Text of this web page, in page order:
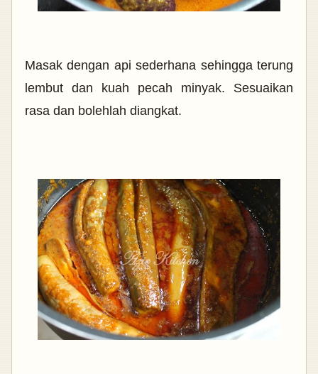
Masak dengan api sederhana sehingga terung
lembut dan kuah pecah minyak. Sesuaikan
rasa dan bolehlah diangkat.